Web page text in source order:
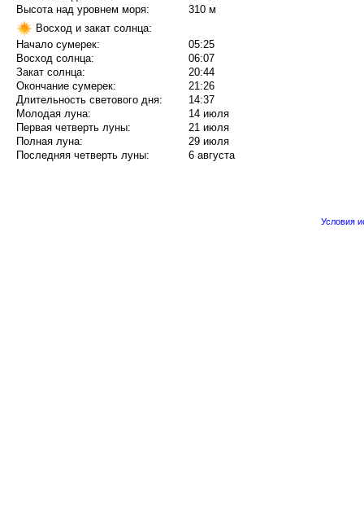
Высота над уровнем моря:
310 м
Восход и закат солнца:
Начало сумерек:
05:25
Восход солнца:
06:07
Закат солнца:
20:44
Окончание сумерек:
21:26
Длительность светового дня:
14:37
Молодая луна:
14 июля
Первая четверть луны:
21 июля
Полная луна:
29 июля
Последняя четверть луны:
6 августа
Условия